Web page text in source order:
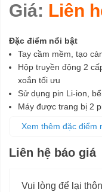
Giá: Liên
Đặc điểm nổi bật
Tay cầm mềm, tạo
Hộp truyền động 2
xoắn tối ưu
Sử dụng pin Li-ion,
Máy được trang bị 2
Xem thêm đặc điểm
Liên hệ báo giá
Vui lòng để lại